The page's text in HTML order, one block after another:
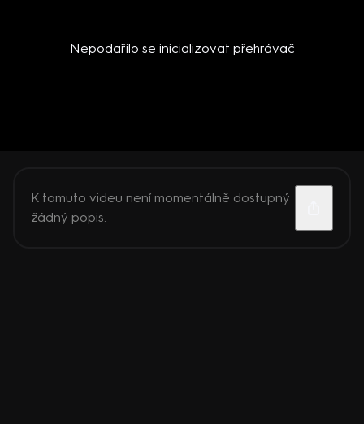
Nepodařilo se inicializovat přehrávač
K tomuto videu není momentálně dostupný
žádný popis.